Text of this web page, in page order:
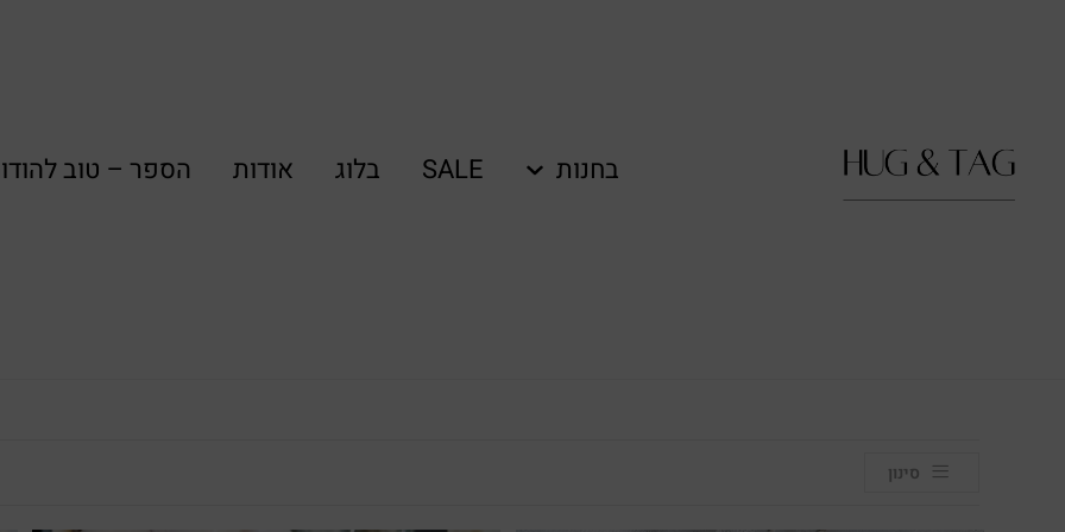
בחנות SALE בלוג אודות הספר – טוב
סינון